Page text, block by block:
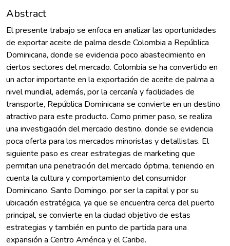
Abstract
El presente trabajo se enfoca en analizar las oportunidades
de exportar aceite de palma desde Colombia a República
Dominicana, donde se evidencia poco abastecimiento en
ciertos sectores del mercado. Colombia se ha convertido en
un actor importante en la exportación de aceite de palma a
nivel mundial, además, por la cercanía y facilidades de
transporte, República Dominicana se convierte en un destino
atractivo para este producto. Como primer paso, se realiza
una investigación del mercado destino, donde se evidencia
poca oferta para los mercados minoristas y detallistas. El
siguiente paso es crear estrategias de marketing que
permitan una penetración del mercado óptima, teniendo en
cuenta la cultura y comportamiento del consumidor
Dominicano. Santo Domingo, por ser la capital y por su
ubicación estratégica, ya que se encuentra cerca del puerto
principal, se convierte en la ciudad objetivo de estas
estrategias y también en punto de partida para una
expansión a Centro América y el Caribe.